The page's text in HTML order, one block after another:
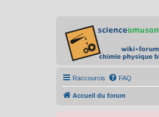
Raccourcis FAQ
Accueil du forum